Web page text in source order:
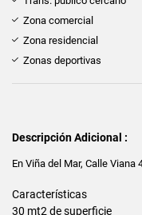
Zona comercial
Zona residencial
Zonas deportivas
Descripción Adicional :
En Viña del Mar, Calle Viana
Características
30 mt2 de superficie